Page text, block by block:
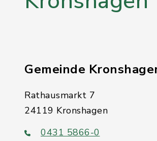
Gemeinde
Rathausmarkt 7
24119 Kronshagen
0431 5866-0